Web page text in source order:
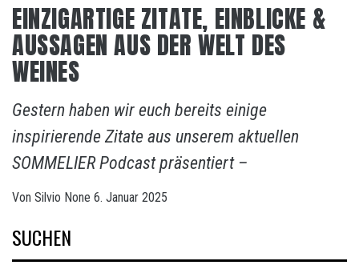
EINZIGARTIGE ZITATE, EINBLICKE &
AUSSAGEN AUS DER WELT DES
WEINES
Gestern haben wir euch bereits einige
inspirierende Zitate aus unserem aktuellen
SOMMELIER Podcast präsentiert –
Von Silvio None 6. Januar 2025
SUCHEN